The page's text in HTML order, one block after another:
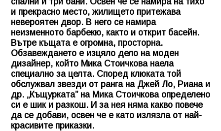
и прекрасно место, жилището притежава
невероятен двор. В него се намира
неизменното барбекю, както и открит басейн.
Вътре къщата е огромна, просторна.
Обзавеждането е изцяло дело на моден
дизайнер, който Мика Стоичкованаела
специално за целта. Според клюката той
обслужвал звезди от ранга на Джей Ло, Риана и
др. „Къщурката” на Мика Стоичковаопределено
си е шик и разкош. И за нея няма какво повече
да се добави, освен че е като излязла от най-
красивите приказки.